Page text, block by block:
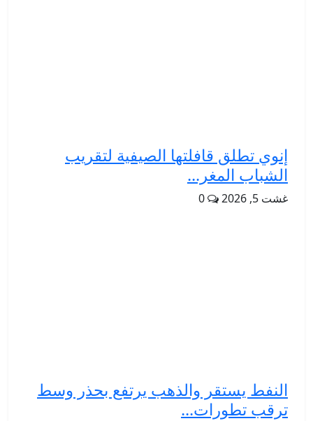
إنوي تطلق قافلتها الصيفية لتقريب
الشباب المغر...
غشت 5, 2026 0
النفط يستقر والذهب يرتفع بحذر وسط
ترقب تطورات...